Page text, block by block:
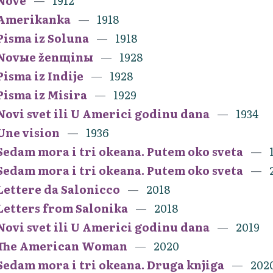
1918
iz Soluna
1918
ženщinы
1928
iz Indije
1928
iz Misira
1929
svet ili U Americi godinu dana
1934
vision
1936
mora i tri okeana. Putem oko sveta
mora i tri okeana. Putem oko sveta
da Salonicco
2018
from Salonika
2018
svet ili U Americi godinu dana
2019
American Woman
2020
mora i tri okeana. Druga knjiga